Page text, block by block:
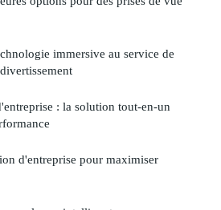
immersive au service de
: la solution tout-en-un
d'entreprise pour maximiser